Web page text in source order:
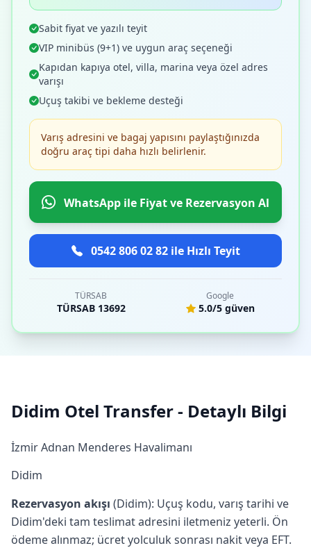
Sabit fiyat ve yazılı teyit
VIP minibüs (9+1) ve uygun araç seçeneği
Kapıdan kapıya otel, villa, marina veya özel adres
varışı
Uçuş takibi ve bekleme desteği
Varış adresini ve bagaj yapısını paylaştığınızda
doğru araç tipi daha hızlı belirlenir.
WhatsApp ile Fiyat ve Rezervasyon Al
0542 806 02 82 ile Hızlı Teyit
TÜRSAB
TÜRSAB 13692
Google
5.0/5 güven
Didim Otel Transfer - Detaylı Bilgi
İzmir Adnan Menderes Havalimanı
Didim
Rezervasyon akışı (Didim): Uçuş kodu, varış tarihi ve
Didim'deki tam teslimat adresini iletmeniz yeterli. Ön
ödeme alınmaz; ücret yolculuk sonrası nakit veya EFT.